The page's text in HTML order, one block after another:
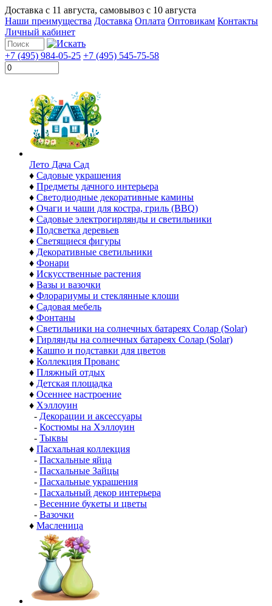
Доставка с 11 августа, самовывоз с 10 августа
Наши преимущества Доставка Оплата Оптовикам Контакты
Личный кабинет
+7 (495) 984-05-25 +7 (495) 545-75-58
Лето Дача Сад
♦ Садовые украшения
♦ Предметы дачного интерьера
♦ Светодиодные декоративные камины
♦ Очаги и чаши для костра, гриль (BBQ)
♦ Садовые электрогирлянды и светильники
♦ Подсветка деревьев
♦ Светящиеся фигуры
♦ Декоративные светильники
♦ Фонари
♦ Искусственные растения
♦ Вазы и вазочки
♦ Флорариумы и стеклянные клоши
♦ Садовая мебель
♦ Фонтаны
♦ Светильники на солнечных батареях Солар (Solar)
♦ Гирлянды на солнечных батареях Солар (Solar)
♦ Кашпо и подставки для цветов
♦ Коллекция Прованс
♦ Пляжный отдых
♦ Детская площадка
♦ Осеннее настроение
♦ Хэллоуин
- Декорации и аксессуары
- Костюмы на Хэллоуин
- Тыквы
♦ Пасхальная коллекция
- Пасхальные яйца
- Пасхальные Зайцы
- Пасхальные украшения
- Пасхальный декор интерьера
- Весенние букеты и цветы
- Вазочки
♦ Масленица